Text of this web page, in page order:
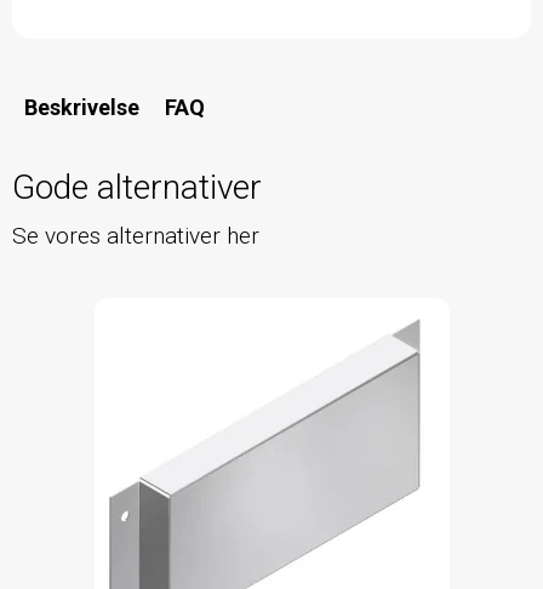
Beskrivelse FAQ
Gode alternativer
Se vores alternativer her